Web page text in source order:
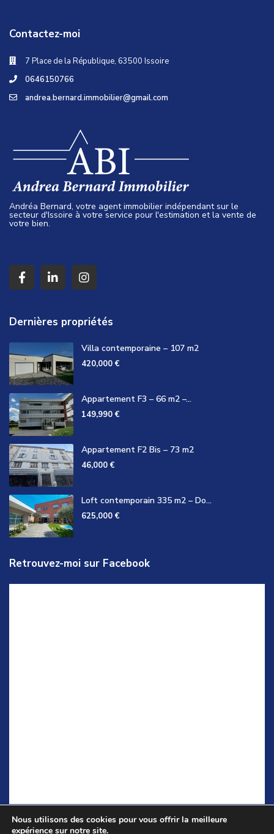
Contactez-moi
7 Place de la République, 63500 Issoire
0646150766
andrea.bernard.immobilier@gmail.com
Andréa Bernard, votre agent immobilier indépendant sur le
secteur d'Issoire à votre service pour l'estimation et la vente de
votre bien.
Dernières propriétés
Villa contemporaine – 107 m2
420,000 €
Appartement F3 – 66 m2 –...
149,990 €
Appartement F2 Bis – 73 m2
46,000 €
Loft contemporain 335 m2 – Do...
625,000 €
Retrouvez-moi sur Facebook
Nous utilisons des cookies pour vous offrir la meilleure
expérience sur notre site.